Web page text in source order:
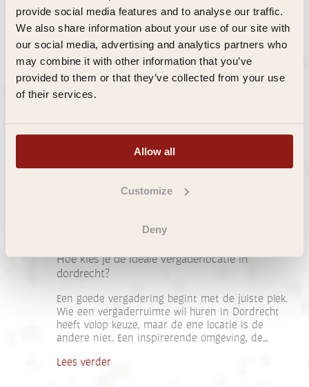
provide social media features and to analyse our traffic.
We also share information about your use of our site with
our social media, advertising and analytics partners who
may combine it with other information that you’ve
provided to them or that they’ve collected from your use
of their services.
Allow all
Customize
Deny
Lees verder
Hoe kies je de ideale vergaderlocatie in
dordrecht?
Een goede vergadering begint met de juiste plek.
Wie een vergaderruimte wil huren in Dordrecht
heeft volop keuze, maar de ene locatie is de
andere niet. Een inspirerende omgeving, de…
Lees verder